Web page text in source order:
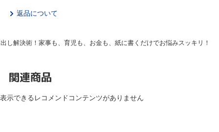
返品について
し解決術！家事も、育児も、お金も、紙に書くだけでお悩みスッキリ！
関連商品
表示できるレコメンドコンテンツがありません